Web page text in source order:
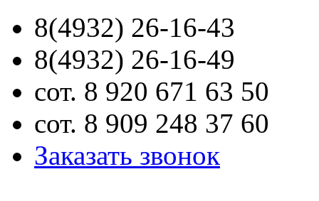
8(4932) 26-16-43
8(4932) 26-16-49
сот. 8 920 671 63 50
сот. 8 909 248 37 60
Заказать звонок